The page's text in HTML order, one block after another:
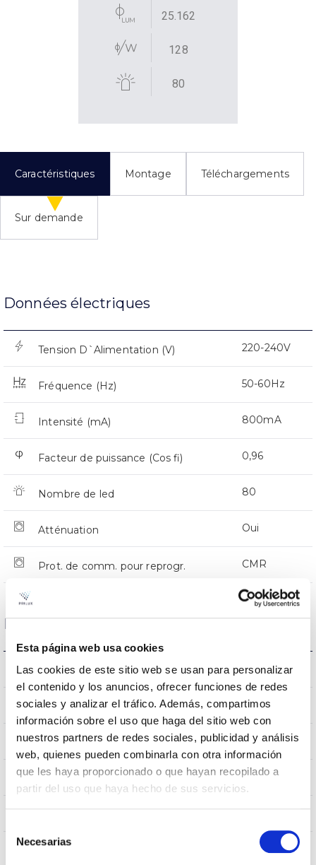
Esta página web usa cookies
Las cookies de este sitio web se usan para personalizar
el contenido y los anuncios, ofrecer funciones de redes
sociales y analizar el tráfico. Además, compartimos
información sobre el uso que haga del sitio web con
nuestros partners de redes sociales, publicidad y análisis
web, quienes pueden combinarla con otra información
que les haya proporcionado o que hayan recopilado a
partir del uso que haya hecho de sus servicios.
Necesarias
25.162
128
80
Caractéristiques Montage Téléchargements
Sur demande
Données électriques
Tension D`Alimentation (V) 220-240V
Fréquence (Hz) 50-60Hz
Intensité (mA) 800mA
Facteur de puissance (Cos fi) 0,96
Nombre de led 80
Atténuation Oui
Prot. de comm. pour reprogr. CMR
Dimensions et montage
L’assemblée Monture en crosse
Résistance au vent 0,252m2
Dimensions 750x336x114mm
Position de montage Monture en crosse